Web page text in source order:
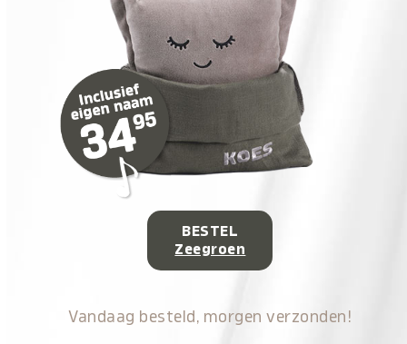
BESTEL
Zeegroen
Vandaag besteld, morgen verzonden!